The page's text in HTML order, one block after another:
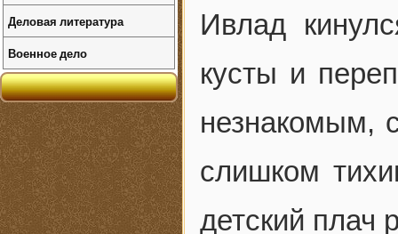
Ивлад
кусты и
незнакомым,
слишком
детский плач
Деловая литература
Военное дело